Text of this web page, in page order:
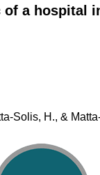
a hospital
Solis, H., &